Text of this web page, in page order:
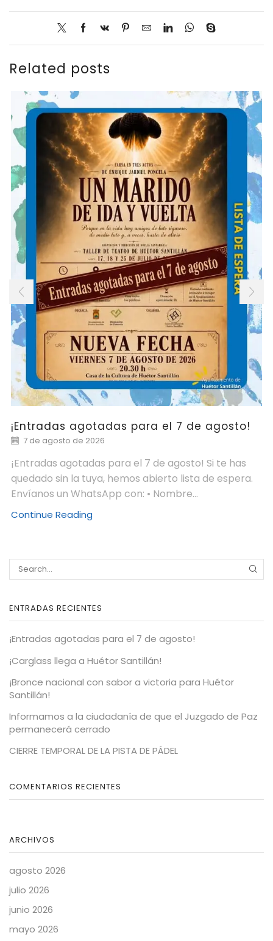
Related posts
¡Entradas agotadas para el 7 de agosto!
7 de agosto de 2026
¡Entradas agotadas para el 7 de agosto! Si te has
quedado sin la tuya, hemos abierto lista de espera.
Envíanos un WhatsApp con: • Nombre...
Continue Reading
ENTRADAS RECIENTES
¡Entradas agotadas para el 7 de agosto!
¡Carglass llega a Huétor Santillán!
¡Bronce nacional con sabor a victoria para Huétor
Santillán!
Informamos a la ciudadanía de que el Juzgado de Paz
permanecerá cerrado
CIERRE TEMPORAL DE LA PISTA DE PÁDEL
COMENTARIOS RECIENTES
ARCHIVOS
agosto 2026
julio 2026
junio 2026
mayo 2026